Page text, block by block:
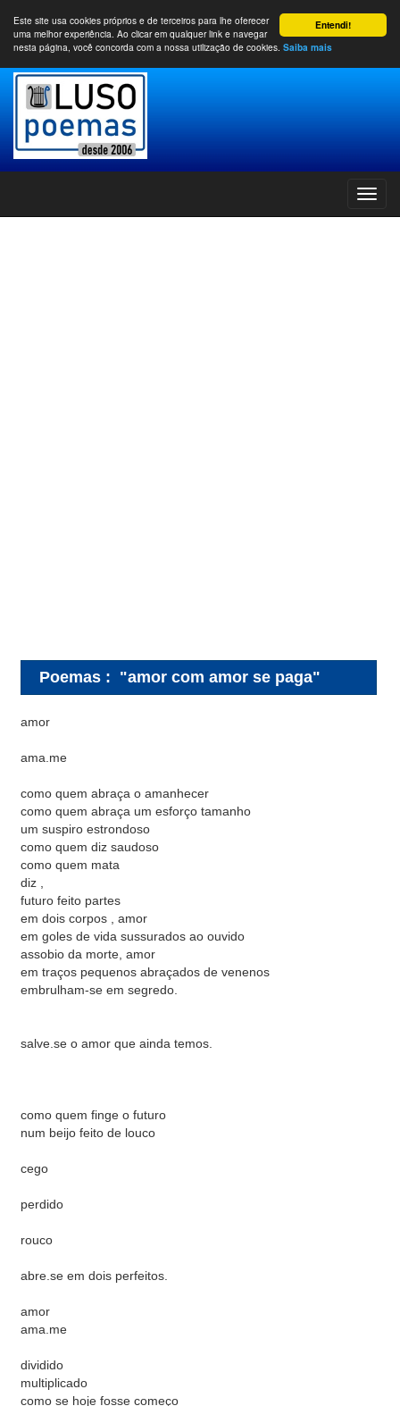
Entendi!
Este site usa cookies próprios e de terceiros para lhe oferecer
uma melhor experiência. Ao clicar em qualquer link e navegar
nesta página, você concorda com a nossa utilização de cookies. Saiba mais
Poemas : "amor com amor se paga"
amor
ama.me
como quem abraça o amanhecer
como quem abraça um esforço tamanho
um suspiro estrondoso
como quem diz saudoso
como quem mata
diz ,
futuro feito partes
em dois corpos , amor
em goles de vida sussurados ao ouvido
assobio da morte, amor
em traços pequenos abraçados de venenos
embrulham-se em segredo.
salve.se o amor que ainda temos.
como quem finge o futuro
num beijo feito de louco
cego
perdido
rouco
abre.se em dois perfeitos.
amor
ama.me
dividido
multiplicado
como se hoje fosse começo